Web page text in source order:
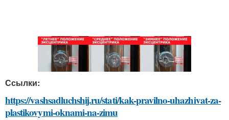
Ссылки:
https://vashsadluchshij.ru/stati/kak-pravilno-uhazhivat-za-
plastikovymi-oknami-na-zimu